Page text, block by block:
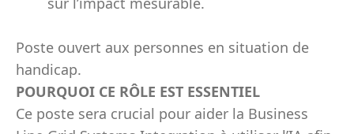
Poste ouvert aux personnes en situation de
handicap.
POURQUOI CE RÔLE EST ESSENTIEL
Ce poste sera crucial pour aider la Business